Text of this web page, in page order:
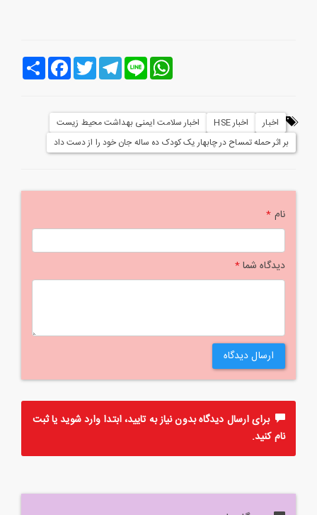
اشتراک
FacebookTwitter
Telegram Line
WhatsApp
اخبار اخبار HSE
اخبار سلامت ایمنی بهداشت محیط زیست
بر اثر حمله تمساح در چابهار یک کودک ده ساله جان خود را از دست داد
نام*
دیدگاه شما*
ارسال دیدگاه
برای ارسال دیدگاه بدون نیاز به تایید، ابتداواردشوید یاثبت
نامکنید.